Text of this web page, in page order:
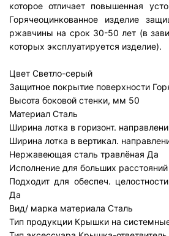
которое отличает повышенная
Горячеоцинкованное изделие
ржавчины на срок 30-50 лет (в
которых эксплуатируется изделие).
Цвет Светло-серый
Защитное покрытие поверхности
Высота боковой стенки, мм 50
Материал Сталь
Ширина лотка в горизонт.
Ширина лотка в вертикал.
Нержавеющая сталь травлёная Да
Исполнение для больших
Подходит для обеспеч.
Да
Вид/ марка материала Сталь
Тип продукции Крышки на